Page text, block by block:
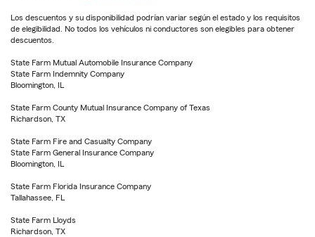
Los descuentos y su disponibilidad podrían variar según el estado y los requisitos
de elegibilidad. No todos los vehículos ni conductores son elegibles para obtener
descuentos.
State Farm Mutual Automobile Insurance Company
State Farm Indemnity Company
Bloomington, IL
State Farm County Mutual Insurance Company of Texas
Richardson, TX
State Farm Fire and Casualty Company
State Farm General Insurance Company
Bloomington, IL
State Farm Florida Insurance Company
Tallahassee, FL
State Farm Lloyds
Richardson, TX